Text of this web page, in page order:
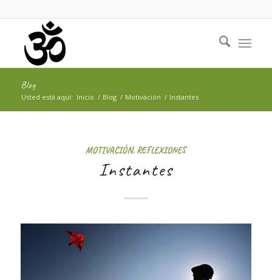
Blog
Usted está aquí: Inicio / Blog / Motivación / Instantes
MOTIVACIÓN, REFLEXIONES
Instantes